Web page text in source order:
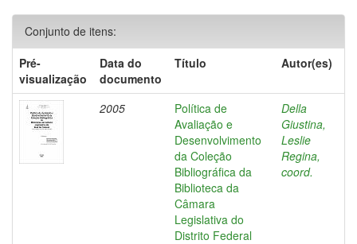
Conjunto de itens:
Pré-
visualização
Data do
documento
Título Autor(es)
2005
Política de
Avaliação e
Desenvolvimento
da Coleção
Bibliográfica da
Biblioteca da
Câmara
Legislativa do
Distrito Federal
Della
Giustina,
Leslie
Regina,
coord.